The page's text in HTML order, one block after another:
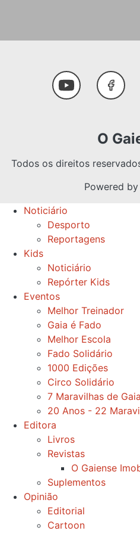
Social Media
Youtube
O
Todos os direitos
Powered by
Noticiário
Desporto
Reportagens
Kids
Noticiário
Repórter Kids
Eventos
Melhor Treinador
Gaia é Fado
Melhor Escola
Fado Solidário
1000 Edições
Circo Solidário
7 Maravilhas de Gaia
20 Anos - 22
Editora
Livros
Revistas
O Gaiense
Suplementos
Opinião
Editorial
Cartoon